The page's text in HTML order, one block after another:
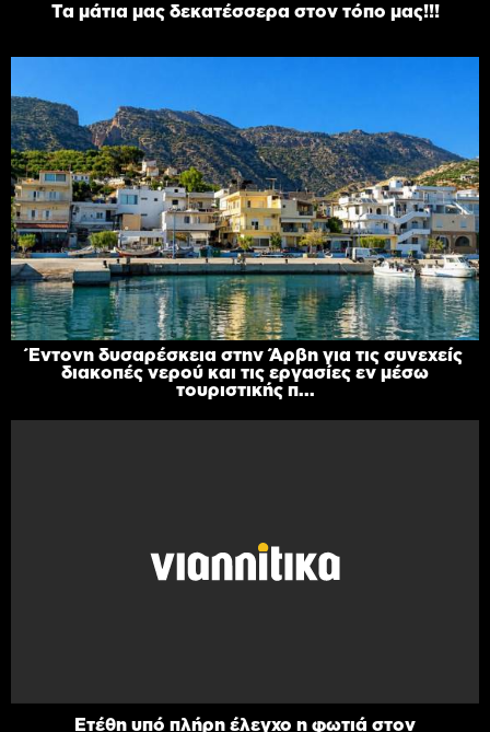
Τα μάτια μας δεκατέσσερα στον τόπο μας!!!
Έντονη δυσαρέσκεια στην Άρβη για τις συνεχείς
διακοπές νερού και τις εργασίες εν μέσω
τουριστικής π...
Ετέθη υπό πλήρη έλεγχο η φωτιά στον